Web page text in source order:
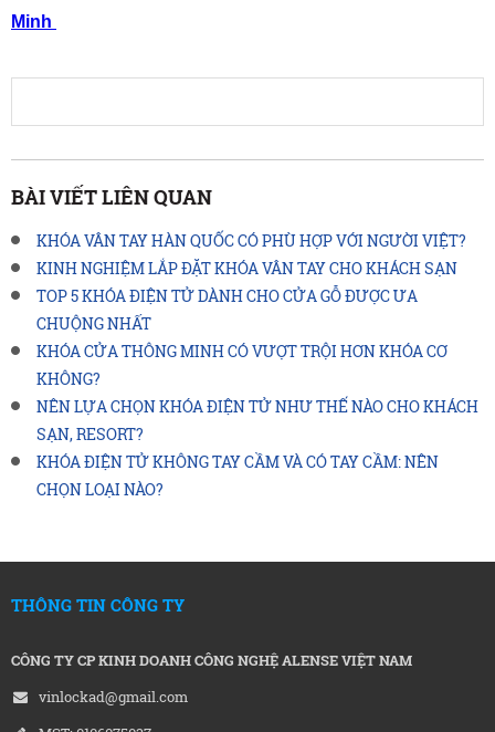
Minh
BÀI VIẾT LIÊN QUAN
KHÓA VÂN TAY HÀN QUỐC CÓ PHÙ HỢP VỚI NGƯỜI VIỆT?
KINH NGHIỆM LẮP ĐẶT KHÓA VÂN TAY CHO KHÁCH SẠN
TOP 5 KHÓA ĐIỆN TỬ DÀNH CHO CỬA GỖ ĐƯỢC ƯA
CHUỘNG NHẤT
KHÓA CỬA THÔNG MINH CÓ VƯỢT TRỘI HƠN KHÓA CƠ
KHÔNG?
NÊN LỰA CHỌN KHÓA ĐIỆN TỬ NHƯ THẾ NÀO CHO KHÁCH
SẠN, RESORT?
KHÓA ĐIỆN TỬ KHÔNG TAY CẦM VÀ CÓ TAY CẦM: NÊN
CHỌN LOẠI NÀO?
THÔNG TIN CÔNG TY
CÔNG TY CP KINH DOANH CÔNG NGHỆ ALENSE VIỆT NAM
vinlockad@gmail.com